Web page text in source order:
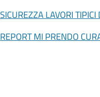
SICUREZZA LAVORI TIPICI
REPORT MI PRENDO